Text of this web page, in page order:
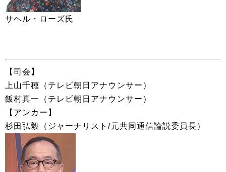
サヘル・ローズ氏
【司会】
上山千穂（テレビ朝日アナウンサー）
飯村真一（テレビ朝日アナウンサー）
【アンカー】
杉田弘毅（ジャーナリスト/元共同通信論説委員長）